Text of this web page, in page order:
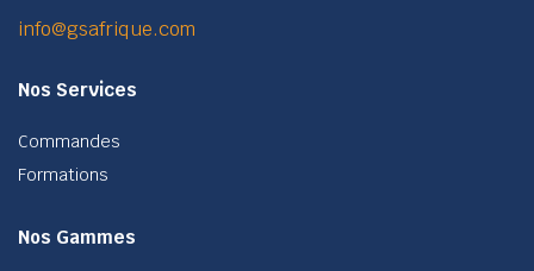
info@gsafrique.com
Nos Services
Commandes
Formations
Nos Gammes